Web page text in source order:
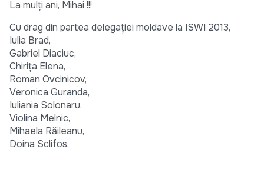
La mulți ani, Mihai !!!
Cu drag din partea delegației moldave la ISWI 2013,
Iulia Brad,
Gabriel Diaciuc,
Chirița Elena,
Roman Ovcinicov,
Veronica Guranda,
Iuliania Solonaru,
Violina Melnic,
Mihaela Răileanu,
Doina Sclifos.